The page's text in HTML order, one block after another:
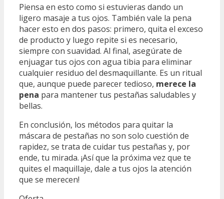
Piensa en esto como si estuvieras dando un
ligero masaje a tus ojos. También vale la pena
hacer esto en dos pasos: primero, quita el exceso
de producto y luego repite si es necesario,
siempre con suavidad. Al final, asegúrate de
enjuagar tus ojos con agua tibia para eliminar
cualquier residuo del desmaquillante. Es un ritual
que, aunque puede parecer tedioso, merece la
pena para mantener tus pestañas saludables y
bellas.
En conclusión, los métodos para quitar la
máscara de pestañas no son solo cuestión de
rapidez, se trata de cuidar tus pestañas y, por
ende, tu mirada. ¡Así que la próxima vez que te
quites el maquillaje, dale a tus ojos la atención
que se merecen!